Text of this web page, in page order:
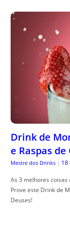
Drink de
e Raspas
Mestre dos Drinks | 18
As 3 melhores coisas
Prove este Drink de
Deuses!